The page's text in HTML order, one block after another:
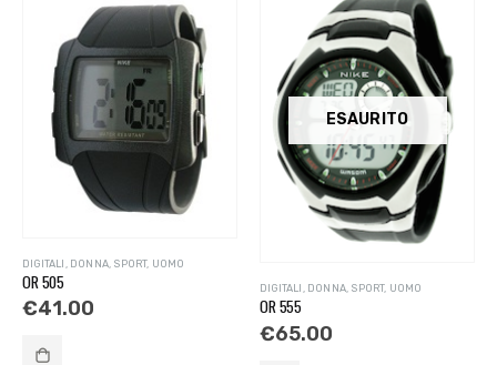
DIGITALI DONNA SPORT, UOMO
OR 505
€41.00
ESAURITO
DIGITALI DONNA SPORT, UOMO
OR 555
€65.00